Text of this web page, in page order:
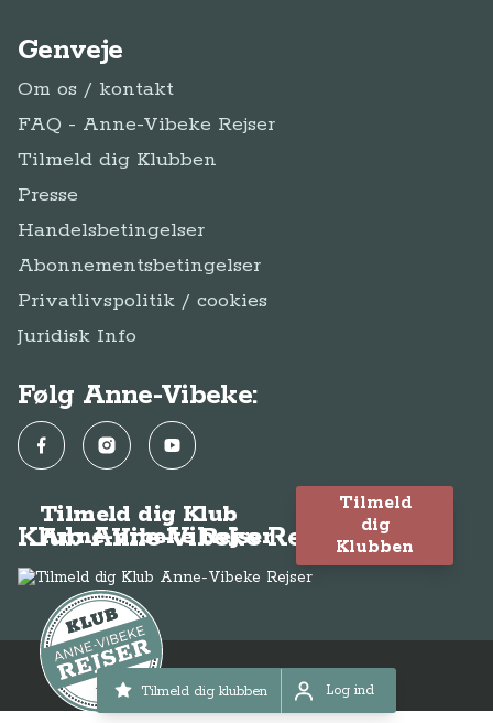
Tilmeld dig klubben Log ind
Log ind
Genveje
Om os / kontakt
FAQ - Anne-Vibeke Rejser
Tilmeld dig Klubben
Presse
Handelsbetingelser
Abonnementsbetingelser
Privatlivspolitik / cookies
Juridisk Info
Følg Anne-Vibeke:
FacebookInstagramYouTube
Klub Anne-Vibeke Rejser
Tilmeld dig Klub
Anne-Vibeke Rejser
Tilmeld
dig
Klubben
© Anne-Vibeke Rejser 2026